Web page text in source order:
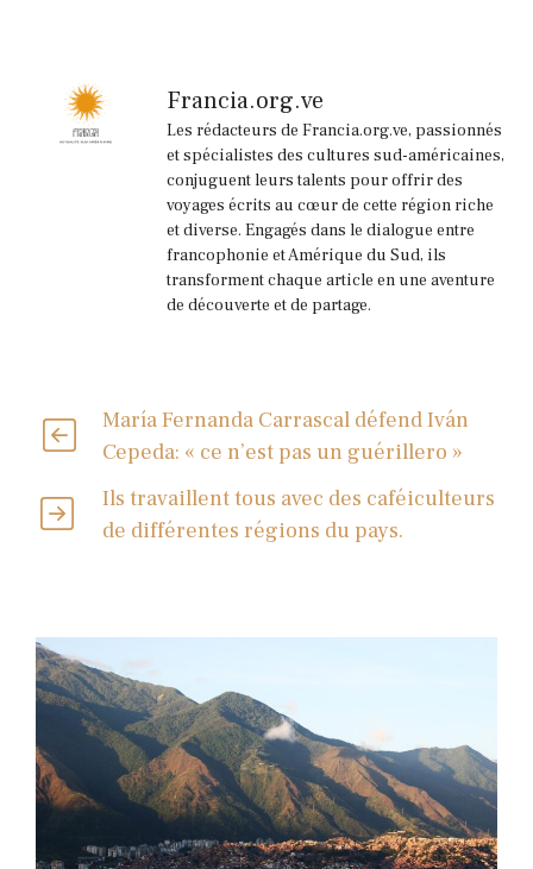
Francia.org.ve
Les rédacteurs de Francia.org.ve, passionnés
et spécialistes des cultures sud-américaines,
conjuguent leurs talents pour offrir des
voyages écrits au cœur de cette région riche
et diverse. Engagés dans le dialogue entre
francophonie et Amérique du Sud, ils
transforment chaque article en une aventure
de découverte et de partage.
María Fernanda Carrascal défend Iván
Cepeda: « ce n’est pas un guérillero »
Ils travaillent tous avec des caféiculteurs
de différentes régions du pays.